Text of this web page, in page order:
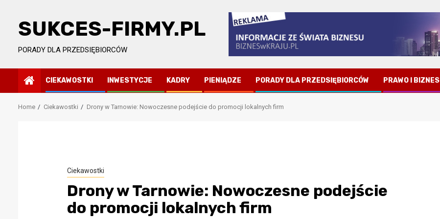
contentSUKCES-FIRMY.PL
PORADY DLA PRZEDSIĘBIORCÓW
CIEKAWOSTKI INWESTYCJE KADRY PIENIĄDZE PORADY DLA PRZEDSIĘBIORCÓW PRAWO I BIZNES
Home Ciekawostki Drony w Tarnowie: Nowoczesne podejście do promocji lokalnych firm
Ciekawostki
Drony w Tarnowie: Nowoczesne podejście
do promocji lokalnych firm